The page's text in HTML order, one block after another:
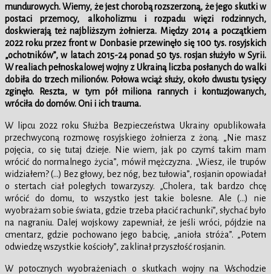
mundurowych. Wiemy, że jest chorobą rozszerzoną, że jego skutki w
postaci przemocy, alkoholizmu i rozpadu więzi rodzinnych,
doskwierają też najbliższym żołnierza. Między 2014 a początkiem
2022 roku przez front w Donbasie przewinęło się 100 tys. rosyjskich
„ochotników”, w latach 2015-24 ponad 50 tys. rosjan służyło w Syrii.
W realiach pełnoskalowej wojny z Ukrainą liczba posłanych do walki
dobiła do trzech milionów. Połowa wciąż służy, około dwustu tysięcy
zginęło. Reszta, w tym pół miliona rannych i kontuzjowanych,
wróciła do domów. Oni i ich trauma.
W lipcu 2022 roku Służba Bezpieczeństwa Ukrainy opublikowała
przechwyconą rozmowę rosyjskiego żołnierza z żoną. „Nie masz
pojęcia, co się tutaj dzieje. Nie wiem, jak po czymś takim mam
wrócić do normalnego życia”, mówił mężczyzna. „Wiesz, ile trupów
widziałem? (…) Bez głowy, bez nóg, bez tułowia”, rosjanin opowiadał
o stertach ciał poległych towarzyszy. „Cholera, tak bardzo chcę
wrócić do domu, to wszystko jest takie bolesne. Ale (…) nie
wyobrażam sobie świata, gdzie trzeba płacić rachunki”, słychać było
na nagraniu. Dalej wojskowy zapewniał, że jeśli wróci, pójdzie na
cmentarz, gdzie pochowano jego babcię, „anioła stróża”. „Potem
odwiedzę wszystkie kościoły”, zaklinał przyszłość rosjanin.
W potocznych wyobrażeniach o skutkach wojny na Wschodzie